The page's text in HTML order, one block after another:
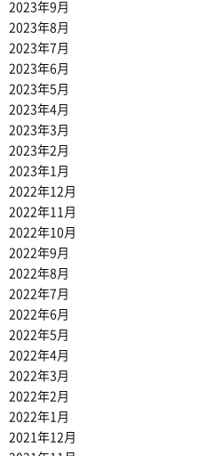
2023年9月
2023年8月
2023年7月
2023年6月
2023年5月
2023年4月
2023年3月
2023年2月
2023年1月
2022年12月
2022年11月
2022年10月
2022年9月
2022年8月
2022年7月
2022年6月
2022年5月
2022年4月
2022年3月
2022年2月
2022年1月
2021年12月